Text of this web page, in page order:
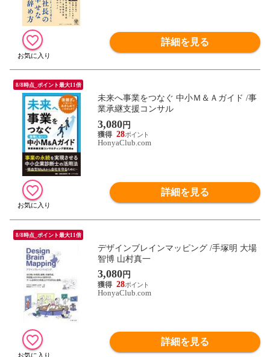
詳細を見る
8/8時点_ポイント最大11倍
未来へ事業をつなぐ 中小Ｍ＆Ａガイド /事
業承継支援コンサル
3,080円
28
HonyaClub.com
詳細を見る
8/8時点_ポイント最大11倍
デザインブレインマッピング /手塚明 大場
智博 山村真一
3,080円
28
HonyaClub.com
詳細を見る